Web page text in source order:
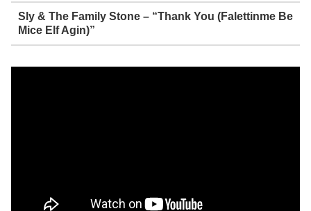
Sly & The Family Stone – “Thank You (Falettinme Be
Mice Elf Agin)”